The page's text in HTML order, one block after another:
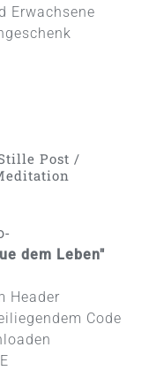
Erwachsene
Post /
dem Leben"
Header
Code